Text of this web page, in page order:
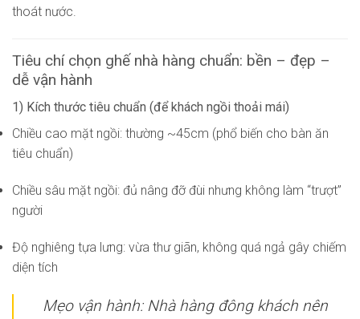
thoát nước.
Tiêu chí chọn ghế nhà hàng chuẩn: bền – đẹp –
dễ vận hành
1) Kích thước tiêu chuẩn (để khách ngồi thoải mái)
Chiều cao mặt ngồi: thường ~45cm (phổ biến cho bàn ăn
tiêu chuẩn)
Chiều sâu mặt ngồi: đủ nâng đỡ đùi nhưng không làm “trượt”
người
Độ nghiêng tựa lưng: vừa thư giãn, không quá ngả gây chiếm
diện tích
Mẹo vận hành: Nhà hàng đông khách nên